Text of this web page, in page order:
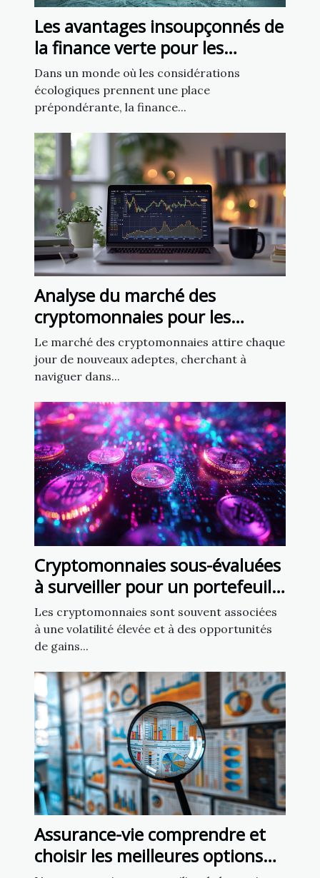
Les avantages insoupçonnés de
la finance verte pour les
entreprises modernes
Dans un monde où les considérations
écologiques prennent une place
prépondérante, la finance...
Analyse du marché des
cryptomonnaies pour les
débutants Comment démarrer
Le marché des cryptomonnaies attire chaque
jour de nouveaux adeptes, cherchant à
naviguer dans...
Cryptomonnaies sous-évaluées
à surveiller pour un portefeuille
diversifié
Les cryptomonnaies sont souvent associées
à une volatilité élevée et à des opportunités
de gains...
Assurance-vie comprendre et
choisir les meilleures options